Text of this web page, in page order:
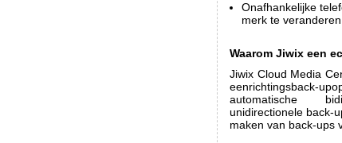
Onafhankelijke
merk te veranderen.
Waarom Jiwix een
Jiwix Cloud Media
eenrichtingsback-
automatische
unidirectionele back-
maken van back-ups